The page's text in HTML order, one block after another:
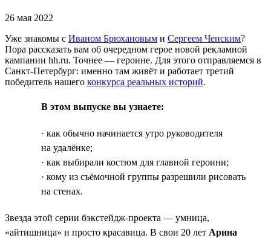
26 мая 2022
Уже знакомы с Иваном Брюхановым и Сергеем Ченским?
Пора рассказать вам об очередном герое новой рекламной
кампании hh.ru. Точнее — героине. Для этого отправляемся в
Санкт-Петербург: именно там живёт и работает третий
победитель нашего конкурса реальных историй.
В этом выпуске вы узнаете:
· как обычно начинается утро руководителя
на удалёнке;
· как выбирали костюм для главной героини;
· кому из съёмочной группы разрешили рисовать
на стенах.
Звезда этой серии бэкстейдж-проекта — умница,
«айтишница» и просто красавица. В свои 20 лет Арина